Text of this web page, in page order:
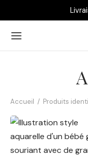
Accueil / Produits